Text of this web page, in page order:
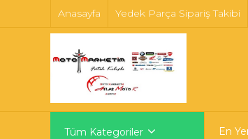
Anasayfa Yedek Parça Sipariş Takibi
Tüm Kategoriler En